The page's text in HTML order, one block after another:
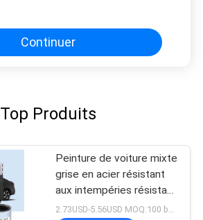
Continuer
Top Produits
Peinture de voiture mixte
grise en acier résistant
aux intempéries résistant
aux acides
2.73USD-5.56USD MOQ:100 boîtes